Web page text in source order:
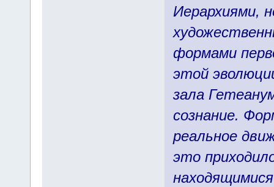
Иерархиями,
формами
этой
зала
сознание.
реальное
это